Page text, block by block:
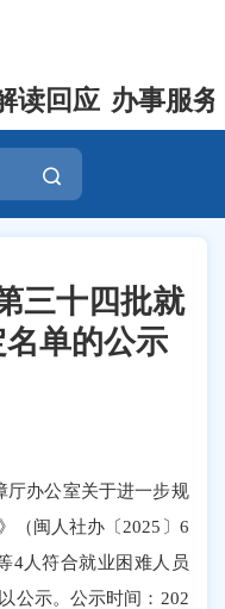
读回应 办事服务
三十四批就
单的公示
厅办公室关于进一步规
（闽人社办〔2025〕6
4人符合就业困难人员
公示。公示时间： 202